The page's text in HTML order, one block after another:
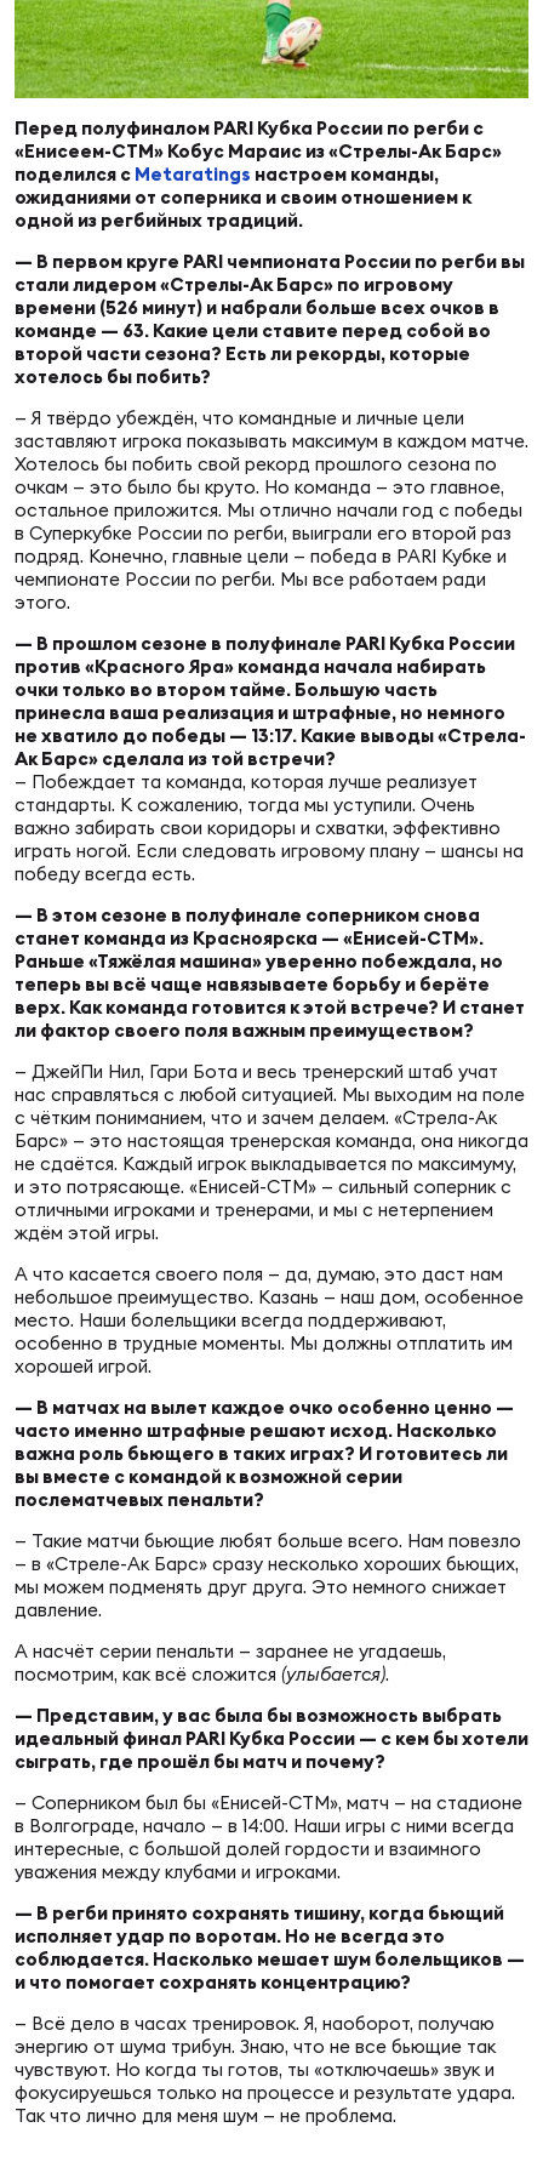
Регионы
Сборные
Антидопинг
Магазин
Контакты
Перед полуфиналом PARI Кубка России по регби с
«Енисеем-СТМ» Кобус Мараис из «Стрелы-Ак Барс»
поделился с Metaratings настроем команды,
ожиданиями от соперника и своим отношением к
одной из регбийных традиций.
— В первом круге PARI чемпионата России по регби вы
стали лидером «Стрелы-Ак Барс» по игровому
времени (526 минут) и набрали больше всех очков в
команде — 63. Какие цели ставите перед собой во
второй части сезона? Есть ли рекорды, которые
хотелось бы побить?
— Я твёрдо убеждён, что командные и личные цели
заставляют игрока показывать максимум в каждом матче.
Хотелось бы побить свой рекорд прошлого сезона по
очкам — это было бы круто. Но команда — это главное,
остальное приложится. Мы отлично начали год с победы
в Суперкубке России по регби, выиграли его второй раз
подряд. Конечно, главные цели — победа в PARI Кубке и
чемпионате России по регби. Мы все работаем ради
этого.
— В прошлом сезоне в полуфинале PARI Кубка России
против «Красного Яра» команда начала набирать
очки только во втором тайме. Большую часть
принесла ваша реализация и штрафные, но немного
не хватило до победы — 13:17. Какие выводы «Стрела-
Ак Барс» сделала из той встречи?
— Побеждает та команда, которая лучше реализует
стандарты. К сожалению, тогда мы уступили. Очень
важно забирать свои коридоры и схватки, эффективно
играть ногой. Если следовать игровому плану — шансы на
победу всегда есть.
— В этом сезоне в полуфинале соперником снова
станет команда из Красноярска — «Енисей-СТМ».
Раньше «Тяжёлая машина» уверенно побеждала, но
теперь вы всё чаще навязываете борьбу и берёте
верх. Как команда готовится к этой встрече? И станет
ли фактор своего поля важным преимуществом?
— ДжейПи Нил, Гари Бота и весь тренерский штаб учат
нас справляться с любой ситуацией. Мы выходим на поле
с чётким пониманием, что и зачем делаем. «Стрела-Ак
Барс» — это настоящая тренерская команда, она никогда
не сдаётся. Каждый игрок выкладывается по максимуму,
и это потрясающе. «Енисей-СТМ» — сильный соперник с
отличными игроками и тренерами, и мы с нетерпением
ждём этой игры.
А что касается своего поля — да, думаю, это даст нам
небольшое преимущество. Казань — наш дом, особенное
место. Наши болельщики всегда поддерживают,
особенно в трудные моменты. Мы должны отплатить им
хорошей игрой.
— В матчах на вылет каждое очко особенно ценно —
часто именно штрафные решают исход. Насколько
важна роль бьющего в таких играх? И готовитесь ли
вы вместе с командой к возможной серии
послематчевых пенальти?
— Такие матчи бьющие любят больше всего. Нам повезло
— в «Стреле-Ак Барс» сразу несколько хороших бьющих,
мы можем подменять друг друга. Это немного снижает
давление.
А насчёт серии пенальти — заранее не угадаешь,
посмотрим, как всё сложится (улыбается).
— Представим, у вас была бы возможность выбрать
идеальный финал PARI Кубка России — с кем бы хотели
сыграть, где прошёл бы матч и почему?
— Соперником был бы «Енисей-СТМ», матч — на стадионе
в Волгограде, начало — в 14:00. Наши игры с ними всегда
интересные, с большой долей гордости и взаимного
уважения между клубами и игроками.
— В регби принято сохранять тишину, когда бьющий
исполняет удар по воротам. Но не всегда это
соблюдается. Насколько мешает шум болельщиков —
и что помогает сохранять концентрацию?
— Всё дело в часах тренировок. Я, наоборот, получаю
энергию от шума трибун. Знаю, что не все бьющие так
чувствуют. Но когда ты готов, ты «отключаешь» звук и
фокусируешься только на процессе и результате удара.
Так что лично для меня шум — не проблема.
ОТПРАВИТЬ